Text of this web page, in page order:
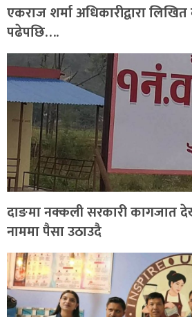
एकराज शर्मा अधिकारीद्वारा
पढेपछि….
दाङमा नक्कली सरकारी कागजात
नाममा पैसा उठाउदै